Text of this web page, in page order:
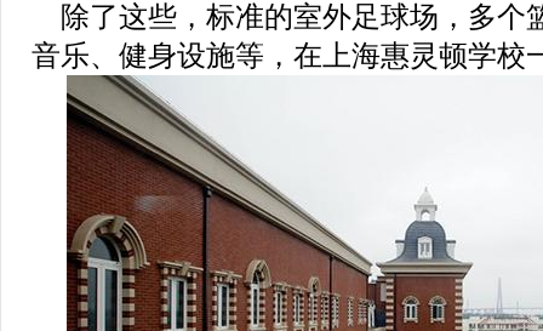
除了这些，标准的室外足球场，多个
音乐、健身设施等，在上海惠灵顿学校